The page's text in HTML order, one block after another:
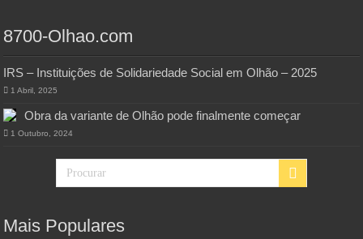
8700-Olhao.com
IRS – Instituições de Solidariedade Social em Olhão – 2025
1 Abril, 2025
Obra da variante de Olhão pode finalmente começar
1 Outubro, 2024
Mais Populares